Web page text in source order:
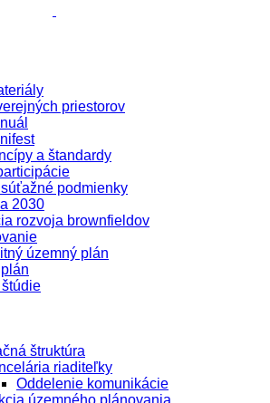
priestorov
a štandardy
podmienky
2030
rozvoja brownfieldov
územný plán
štruktúra
riaditeľky
Oddelenie komunikácie
územného plánovania